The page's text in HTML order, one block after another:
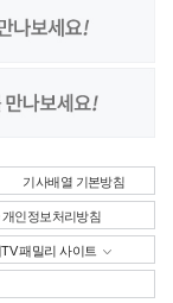
기사배열 기본방침
개인정보처리방침
패밀리 사이트